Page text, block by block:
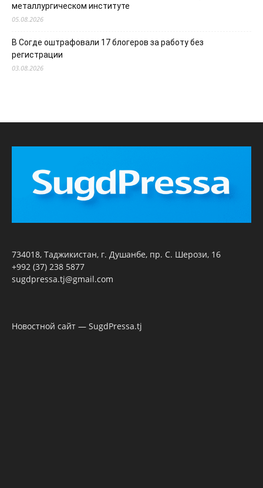
металлургическом институте
05.08.2026
В Согде оштрафовали 17 блогеров за работу без
регистрации
03.08.2026
734018, Таджикистан, г. Душанбе, пр. С. Шерози, 16
+992 (37) 238 5877
sugdpressa.tj@gmail.com
Новостной сайт — SugdPressa.tj